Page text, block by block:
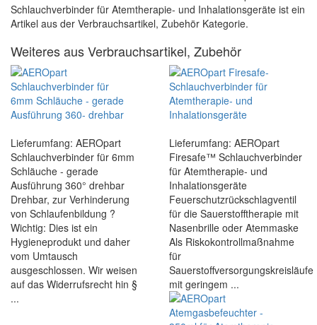
Schlauchverbinder für Atemtherapie- und Inhalationsgeräte ist ein
Artikel aus der Verbrauchsartikel, Zubehör Kategorie.
Weiteres aus Verbrauchsartikel, Zubehör
Lieferumfang: AEROpart
Schlauchverbinder für 6mm
Schläuche - gerade
Ausführung 360° drehbar
Drehbar, zur Verhinderung
von Schlaufenbildung ?
Wichtig: Dies ist ein
Hygieneprodukt und daher
vom Umtausch
ausgeschlossen. Wir weisen
auf das Widerrufsrecht hin §
...
Lieferumfang: AEROpart
Firesafe™ Schlauchverbinder
für Atemtherapie- und
Inhalationsgeräte
Feuerschutzrückschlagventil
für die Sauerstofftherapie mit
Nasenbrille oder Atemmaske
Als Riskokontrollmaßnahme
für
Sauerstoffversorgungskreisläufe
mit geringem ...